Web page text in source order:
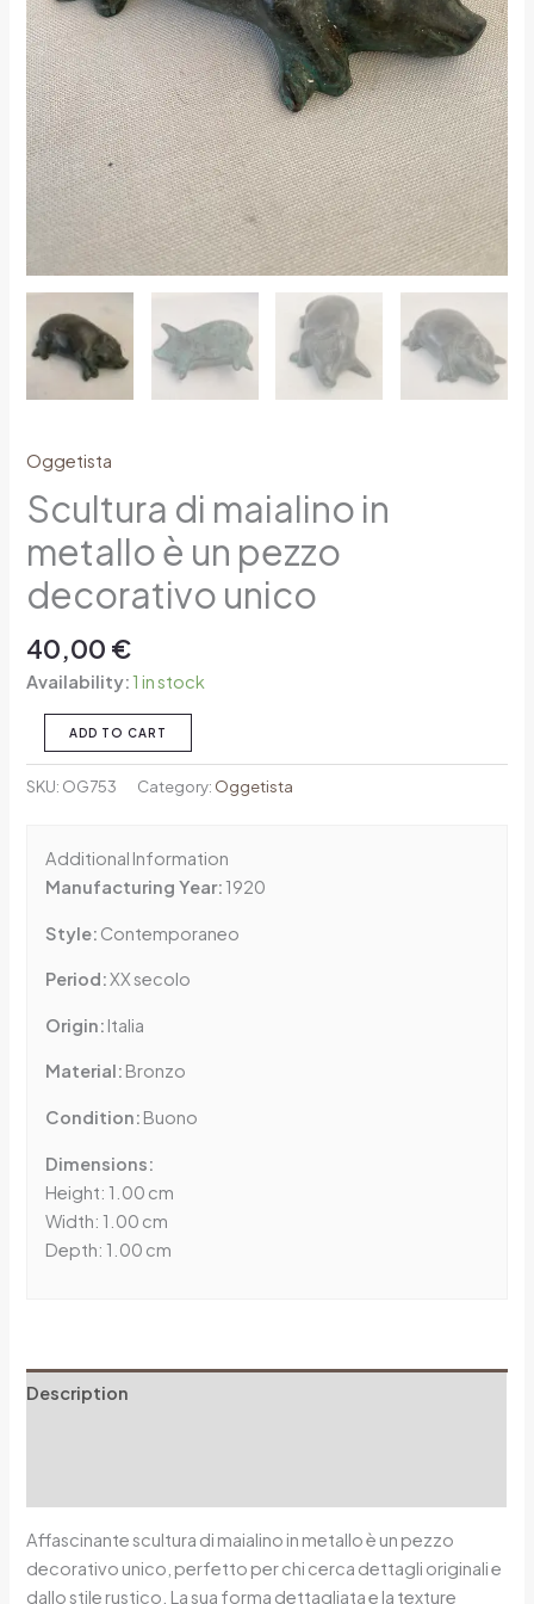
Oggetista
Scultura di maialino in
metallo è un pezzo
decorativo unico
40,00 €
Availability:1 in stock
ADD TO CART
SKU: OG753 Category: Oggetista
Additional Information
Manufacturing Year:1920
Style: Contemporaneo
Period:XX secolo
Origin: Italia
Material: Bronzo
Condition: Buono
Dimensions:
Height: 1.00 cm
Width: 1.00 cm
Depth: 1.00 cm
Description
Affascinante scultura di maialino in metallo è un pezzo
decorativo unico, perfetto per chi cerca dettagli originali e
dallo stile rustico. La sua forma dettagliata e la texture